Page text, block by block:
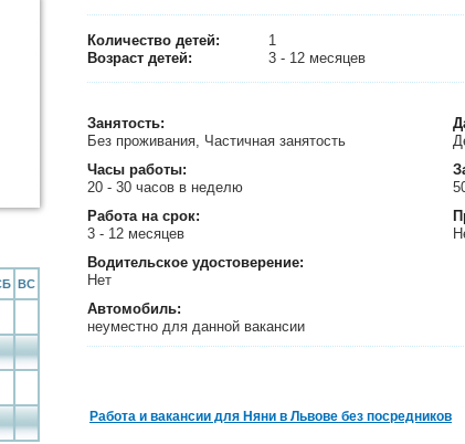
ВС
Количество детей:
1
Возраст детей:
3 - 12 месяцев
Занятость:
Без проживания, Частичная занятость
Часы работы:
20 - 30 часов в неделю
Работа на срок:
3 - 12 месяцев
Водительское удостоверение:
Нет
Автомобиль:
неуместно для данной вакансии
Работа и вакансии для Няни в Львове без посредников